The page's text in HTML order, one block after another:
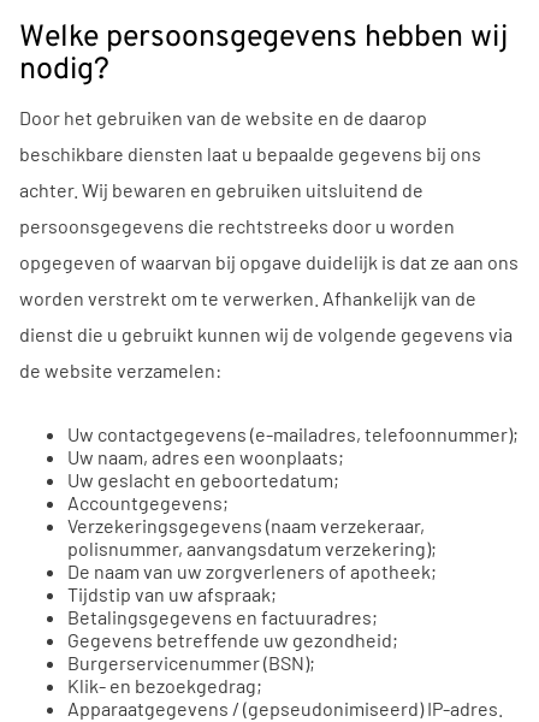
Welke persoonsgegevens hebben wij
nodig?
Door het gebruiken van de website en de daarop
beschikbare diensten laat u bepaalde gegevens bij ons
achter. Wij bewaren en gebruiken uitsluitend de
persoonsgegevens die rechtstreeks door u worden
opgegeven of waarvan bij opgave duidelijk is dat ze aan ons
worden verstrekt om te verwerken. Afhankelijk van de
dienst die u gebruikt kunnen wij de volgende gegevens via
de website verzamelen:
Uw contactgegevens (e-mailadres, telefoonnummer);
Uw naam, adres een woonplaats;
Uw geslacht en geboortedatum;
Accountgegevens;
Verzekeringsgegevens (naam verzekeraar,
polisnummer, aanvangsdatum verzekering);
De naam van uw zorgverleners of apotheek;
Tijdstip van uw afspraak;
Betalingsgegevens en factuuradres;
Gegevens betreffende uw gezondheid;
Burgerservicenummer (BSN);
Klik- en bezoekgedrag;
Apparaatgegevens / (gepseudonimiseerd) IP-adres.